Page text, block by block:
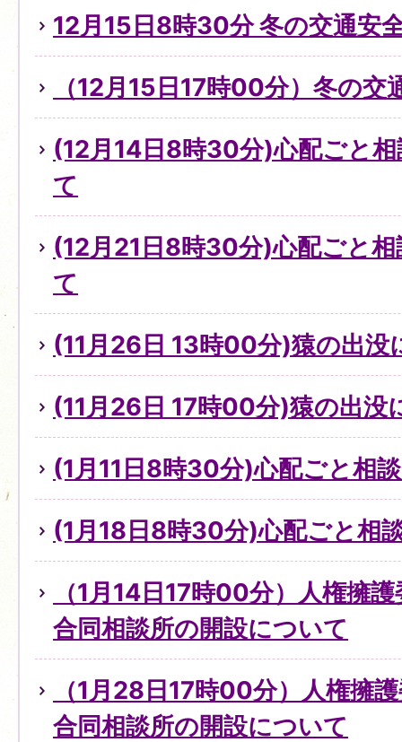
12月15日8時30分 冬の交通安
（12月15日17時00分）冬の
(12月14日8時30分)心配ごと
て
(12月21日8時30分)心配ごと
て
(11月26日 13時00分)猿の出没
(11月26日 17時00分)猿の出没
(1月11日8時30分)心配ごと相
(1月18日8時30分)心配ごと相
（1月14日17時00分）人権擁
合同相談所の開設について
（1月28日17時00分）人権擁
合同相談所の開設について